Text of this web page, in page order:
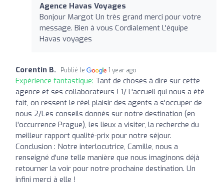
Agence Havas Voyages
Bonjour Margot Un très grand merci pour votre
message. Bien à vous Cordialement L'équipe
Havas voyages
Corentin B. Publié le 1 year ago
Expérience fantastique: Tant de choses à dire sur cette
agence et ses collaborateurs ! 1/ L'accueil qui nous a été
fait, on ressent le réel plaisir des agents a s'occuper de
nous 2/Les conseils donnés sur notre destination (en
l'occurrence Prague), les lieux a visiter, la recherche du
meilleur rapport qualité-prix pour notre séjour.
Conclusion : Notre interlocutrice, Camille, nous a
renseigné d'une telle manière que nous imaginons déjà
retourner la voir pour notre prochaine destination. Un
infini merci à elle !